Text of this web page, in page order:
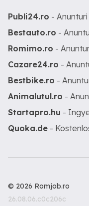
Publi24.ro -
Bestauto.ro -
Romimo.ro -
Cazare24.ro -
Bestbike.ro -
Animalutul.ro -
Startapro.hu -
Quoka.de -
© 2026 Romjob.ro
26.08.06.c0c206c